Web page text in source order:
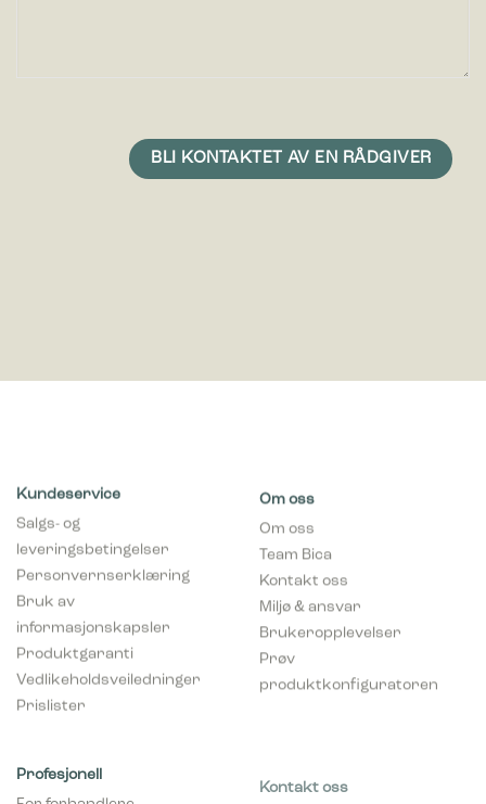
Kundeservice
Salgs- og
leveringsbetingelser
Personvernserklæring
Bruk av
informasjonskapsler
Produktgaranti
Vedlikeholdsveiledninger
Prislister
Om oss
Om oss
Team Bica
Kontakt oss
Miljø & ansvar
Brukeropplevelser
Prøv
produktkonfiguratoren
Profesjonell
For forhandlere